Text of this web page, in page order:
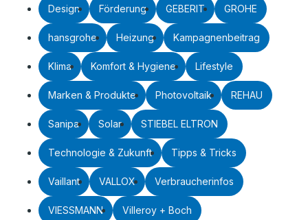
Design Förderung GEBERIT GROHE
hansgrohe Heizung Kampagnenbeitrag
Klima Komfort & Hygiene Lifestyle
Marken & Produkte Photovoltaik REHAU
Sanipa Solar STIEBEL ELTRON
Technologie & Zukunft Tipps & Tricks
Vaillant VALLOX Verbraucherinfos
VIESSMANN Villeroy + Boch